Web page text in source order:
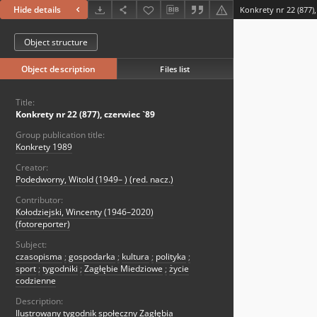
Hide details Konkrety nr 22
Object structure
Object description Files list
Title:
Konkrety nr 22 (877), czerwiec `89
Group publication title:
Konkrety 1989
Creator:
Podedworny, Witold (1949– ) (red. nacz.)
Contributor:
Kołodziejski, Wincenty (1946–2020)
(fotoreporter)
Subject:
czasopisma ; gospodarka ; kultura ; polityka ;
sport ; tygodniki ; Zagłębie Miedziowe ; życie
codzienne
Description:
Ilustrowany tygodnik społeczny Zagłębia